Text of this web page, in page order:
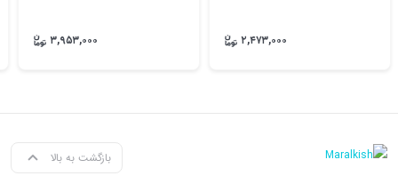
۲,۴۷۳,۰۰۰ ۳,۹۵۳,۰۰۰
بازگشت به بالا